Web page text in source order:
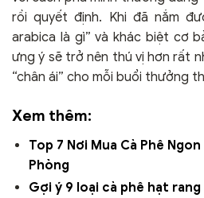
rồi quyết định. Khi đã nắm
arabica là gì” và khác biệt cơ
ưng ý sẽ trở nên thú vị hơn rất
“chân ái” cho mỗi buổi thưởng
Xem thêm:
Top 7 Nơi Mua Cà Phê
Phòng
Gợi ý 9 loại cà phê hạt